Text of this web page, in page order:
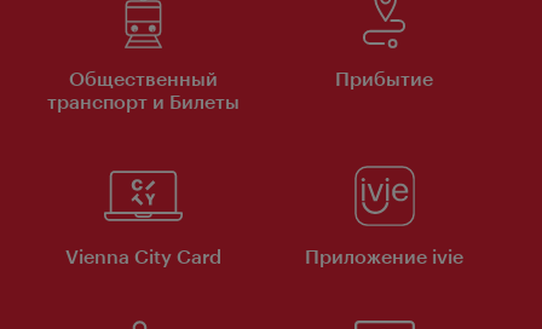
Общественный
транспорт и Билеты
Прибытие
Vienna City Card Приложение ivie